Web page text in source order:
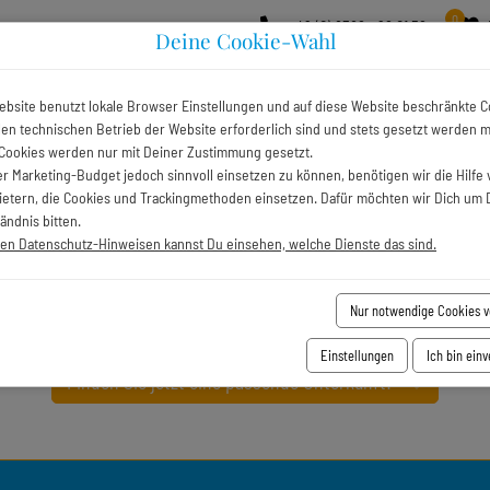
+49 (0) 8386 - 96 01 56 0
gliedert sich in Thalkirchdorf, Wiedemannsdorf, Salmas und
Finden Sie jetzt eine passende Unterkunft!
Deine Cookie-Wahl
benutzt lokale Browser Einstellungen und auf diese Website beschränkte
technischen Betrieb der Website erforderlich sind und stets gesetzt werden
werden nur mit Deiner Zustimmung gesetzt.
Marketing-Budget jedoch sinnvoll einsetzen zu können, benötigen wir die Hilfe
die Cookies und Trackingmethoden einsetzen. Dafür möchten wir Dich um
bitten.
Datenschutz-Hinweisen kannst Du einsehen, welche Dienste das sind.
Nur notwendige Cookies
Einstellungen Ich bin